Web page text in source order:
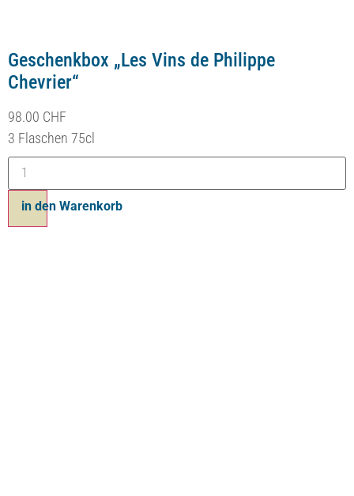
Geschenkbox „Les Vins de Philippe
Chevrier“
98.00 CHF
3 Flaschen 75cl
in den Warenkorb